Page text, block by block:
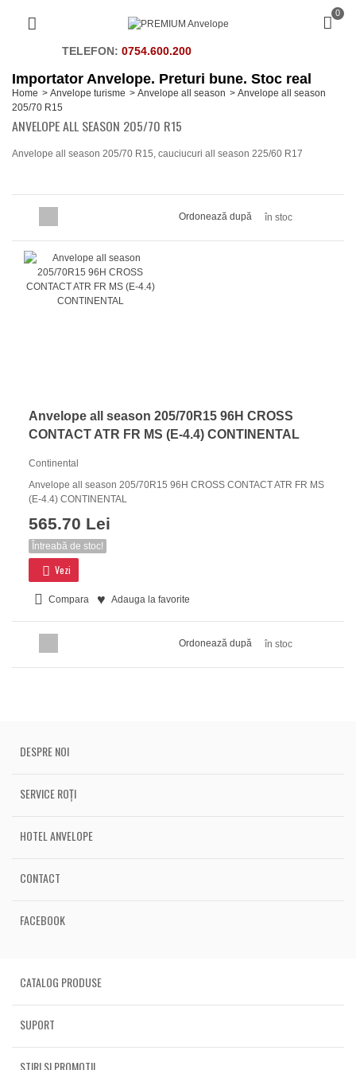
0
TELEFON: 0754.600.200
Importator Anvelope. Preturi bune. Stoc real
Home > Anvelope turisme > Anvelope all season > Anvelope all season
205/70 R15
ANVELOPE ALL SEASON 205/70 R15
Anvelope all season 205/70 R15, cauciucuri all season 225/60 R17
Ordonează după în stoc
Anvelope all season 205/70R15 96H CROSS
CONTACT ATR FR MS (E-4.4) CONTINENTAL
Continental
Anvelope all season 205/70R15 96H CROSS CONTACT ATR FR MS
(E-4.4) CONTINENTAL
565.70 Lei
Întreabă de stoc!
Vezi
Compara Adauga la favorite
Ordonează după în stoc
DESPRE NOI
SERVICE ROȚI
HOTEL ANVELOPE
CONTACT
FACEBOOK
CATALOG PRODUSE
SUPORT
STIRI SI PROMOTII